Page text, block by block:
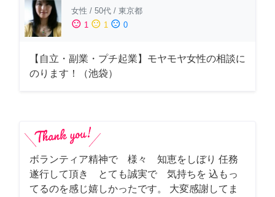
女性 / 50代 / 東京都
sentiment_satisfied 1 sentiment_neutral 1 sentiment_dissatisfied 0
【自立・副業・プチ起業】モヤモヤ女性の相談に
のります！（池袋）
ボランティア精神で 様々 知恵をしぼり 任務
遂行して頂き とても誠実で 気持ちを 込もっ
てるのを感じ嬉しかったです。 大変感謝してま